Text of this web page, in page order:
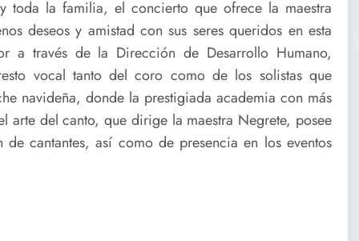
toda la familia, el concierto que ofrece la maestra
deseos y amistad con sus seres queridos en esta
a través de la Dirección de Desarrollo Humano,
vocal tanto del coro como de los solistas que
navideña, donde la prestigiada academia con más
arte del canto, que dirige la maestra Negrete, posee
cantantes, así como de presencia en los eventos